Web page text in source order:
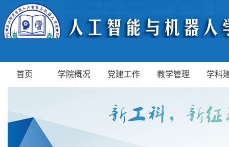
首页 学院概况 党建工作 教学管理 学科